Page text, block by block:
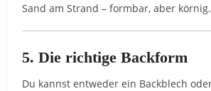
Sand am Strand – formbar, aber körnig.
5. Die richtige Backform
Du kannst entweder ein Backblech